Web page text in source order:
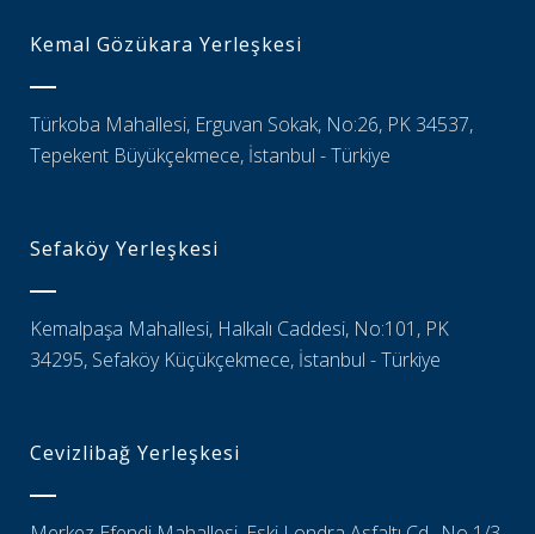
Kemal Gözükara Yerleşkesi
Türkoba Mahallesi, Erguvan Sokak, No:26, PK 34537,
Tepekent Büyükçekmece, İstanbul - Türkiye
Sefaköy Yerleşkesi
Kemalpaşa Mahallesi, Halkalı Caddesi, No:101, PK
34295, Sefaköy Küçükçekmece, İstanbul - Türkiye
Cevizlibağ Yerleşkesi